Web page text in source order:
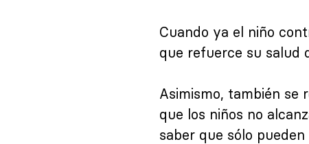
Cuando ya el niño
que refuerce su salud
Asimismo, también se
que los niños no
saber que sólo